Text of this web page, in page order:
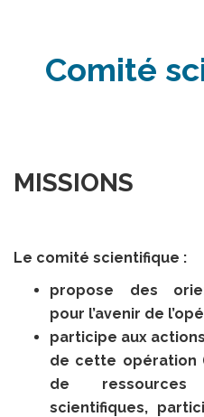
Comité
MISSIONS
Le comité scientifique :
propose des
pour l’avenir de
participe aux
de cette opération
de ressources
scientifiques,